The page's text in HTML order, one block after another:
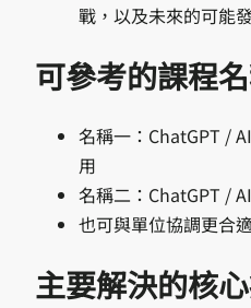
戰，以及未來的可能
可參考的課程
名稱一：ChatGPT /
用
名稱二：ChatGPT /
也可與單位協調更合
主要解決的核